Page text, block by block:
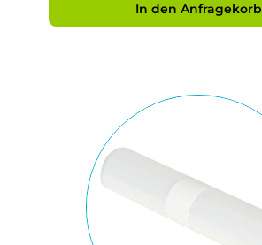
In den Anfragekorb